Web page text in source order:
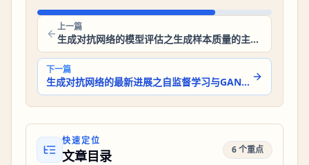
上一篇
生成对抗网络的模型评估之生成样本质量的主观评价
下一篇
生成对抗网络的最新进展之自监督学习与GAN的结合
快速定位
文章目录 6 个重点